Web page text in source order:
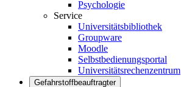
Psychologie
Service
Universitätsbibliothek
Groupware
Moodle
Selbstbedienungsportal
Universitätsrechenzentrum
Gefahrstoffbeauftragter